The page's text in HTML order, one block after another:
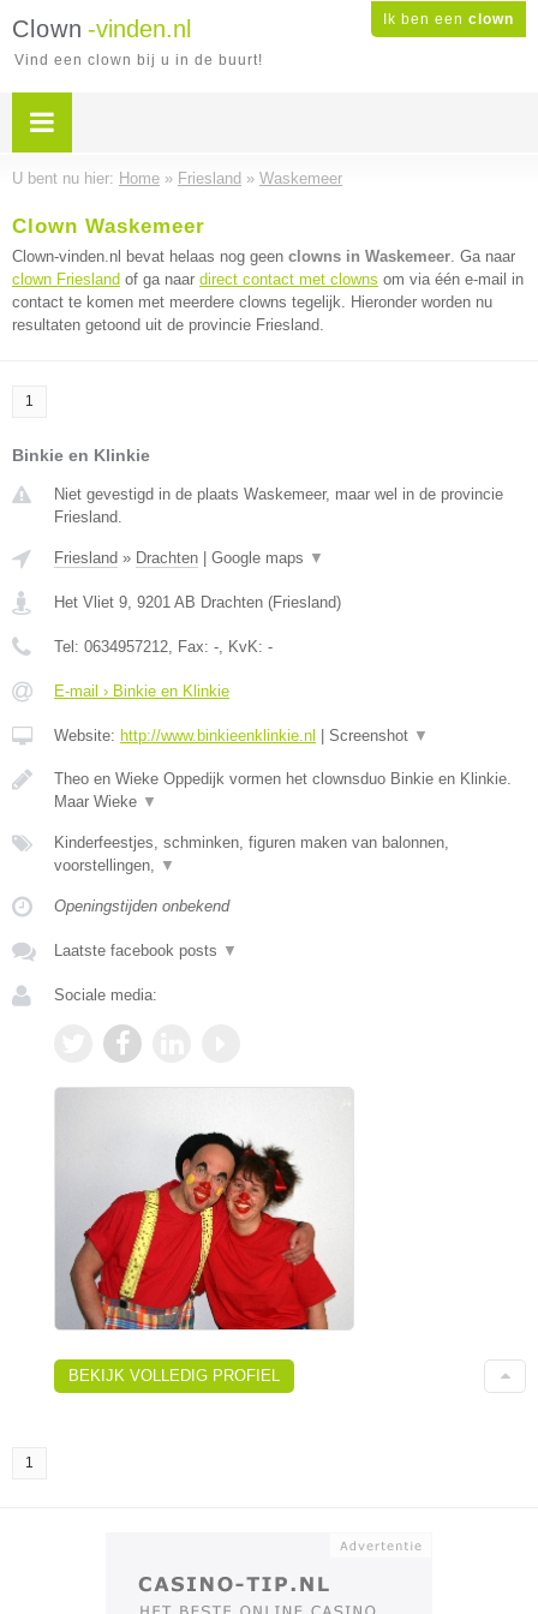
Ik ben een clown
Clown -vinden.nl
Vind een clown bij u in de buurt!
U bent nu hier: Home » Friesland » Waskemeer
Clown Waskemeer
Clown-vinden.nl bevat helaas nog geen clowns in Waskemeer. Ga naar
clown Friesland of ga naar direct contact met clowns om via één e-mail in
contact te komen met meerdere clowns tegelijk. Hieronder worden nu
resultaten getoond uit de provincie Friesland.
1
Binkie en Klinkie
Niet gevestigd in de plaats Waskemeer, maar wel in de provincie
Friesland.
Friesland » Drachten Google maps ▼
Het Vliet 9, 9201 AB Drachten (Friesland)
Tel: 0634957212, Fax: -, KvK: -
E-mail › Binkie en Klinkie
Website: http://www.binkieenklinkie.nl Screenshot ▼
Theo en Wieke Oppedijk vormen het clownsduo Binkie en Klinkie.
Maar Wieke ▼
Kinderfeestjes, schminken, figuren maken van balonnen,
voorstellingen, ▼
Openingstijden onbekend
Laatste facebook posts ▼
Sociale media:
BEKIJK VOLLEDIG PROFIEL
1